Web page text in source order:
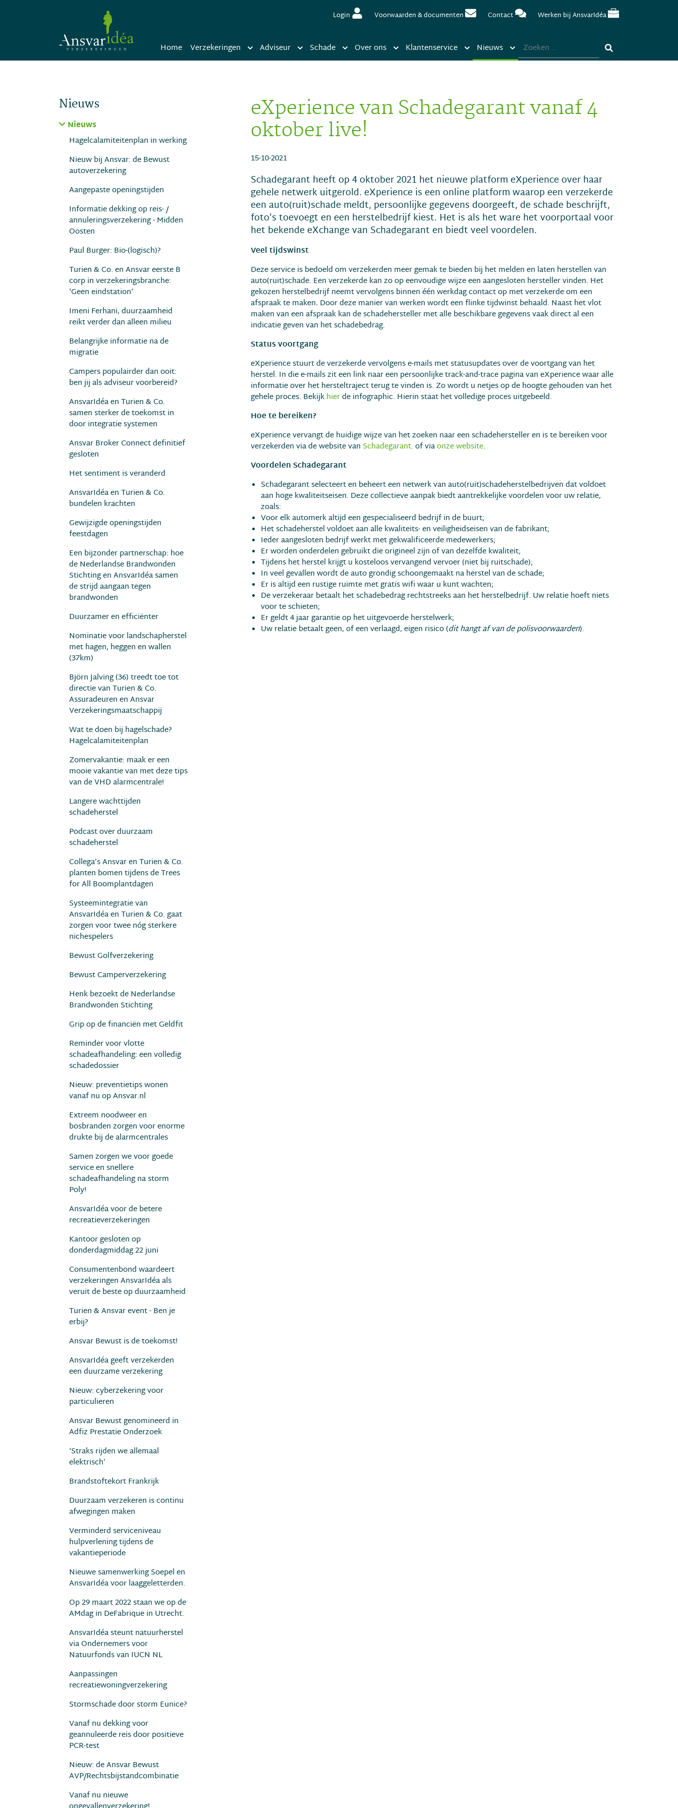
Home Verzekeringen Adviseur Schade Over ons Klantenservice Nieuws
Login Voorwaarden & documenten Contact Werken bij AnsvarIdéa
eXperience van Schadegarant vanaf 4
oktober live!
15-10-2021
Schadegarant heeft op 4 oktober 2021 het nieuwe platform eXperience over haar
gehele netwerk uitgerold. eXperience is een online platform waarop een verzekerde
een auto(ruit)schade meldt, persoonlijke gegevens doorgeeft, de schade beschrijft,
foto’s toevoegt en een herstelbedrijf kiest. Het is als het ware het voorportaal voor
het bekende eXchange van Schadegarant en biedt veel voordelen.
Veel tijdswinst
Deze service is bedoeld om verzekerden meer gemak te bieden bij het melden en laten herstellen van
auto(ruit)schade. Een verzekerde kan zo op eenvoudige wijze een aangesloten hersteller vinden. Het
gekozen herstelbedrijf neemt vervolgens binnen één werkdag contact op met verzekerde om een
afspraak te maken. Door deze manier van werken wordt een flinke tijdwinst behaald. Naast het vlot
maken van een afspraak kan de schadehersteller met alle beschikbare gegevens vaak direct al een
indicatie geven van het schadebedrag.
Status voortgang
eXperience stuurt de verzekerde vervolgens e-mails met statusupdates over de voortgang van het
herstel. In die e-mails zit een link naar een persoonlijke track-and-trace pagina van eXperience waar alle
informatie over het hersteltraject terug te vinden is. Zo wordt u netjes op de hoogte gehouden van het
gehele proces. Bekijk hierde infographic. Hierin staat het volledige proces uitgebeeld.
Hoe te bereiken?
eXperience vervangt de huidige wijze van het zoeken naar een schadehersteller en is te bereiken voor
verzekerden via de website van Schadegarant. of viaonze website.
Voordelen Schadegarant
Schadegarant selecteert en beheert een netwerk van auto(ruit)schadeherstelbedrijven dat voldoet
aan hoge kwaliteitseisen. Deze collectieve aanpak biedt aantrekkelijke voordelen voor uw relatie,
zoals:
Voor elk automerk altijd een gespecialiseerd bedrijf in de buurt;
Het schadeherstel voldoet aan alle kwaliteits- en veiligheidseisen van de fabrikant;
Ieder aangesloten bedrijf werkt met gekwalificeerde medewerkers;
Er worden onderdelen gebruikt die origineel zijn of van dezelfde kwaliteit;
Tijdens het herstel krijgt u kosteloos vervangend vervoer (niet bij ruitschade);
In veel gevallen wordt de auto grondig schoongemaakt na herstel van de schade;
Er is altijd een rustige ruimte met gratis wifi waar u kunt wachten;
De verzekeraar betaalt het schadebedrag rechtstreeks aan het herstelbedrijf. Uw relatie hoeft niets
voor te schieten;
Er geldt 4 jaar garantie op het uitgevoerde herstelwerk;
Uw relatie betaalt geen, of een verlaagd, eigen risico (dit hangt af van de polisvoorwaarden).
Nieuws
Nieuws
Hagelcalamiteitenplan in werking
Nieuw bij Ansvar: de Bewust
autoverzekering
Aangepaste openingstijden
Informatie dekking op reis- /
annuleringsverzekering - Midden
Oosten
Paul Burger: Bio-(logisch)?
Turien & Co. en Ansvar eerste B
corp in verzekeringsbranche:
'Geen eindstation'
Imeni Ferhani, duurzaamheid
reikt verder dan alleen milieu
Belangrijke informatie na de
migratie
Campers populairder dan ooit:
ben jij als adviseur voorbereid?
AnsvarIdéa en Turien & Co.
samen sterker de toekomst in
door integratie systemen
Ansvar Broker Connect definitief
gesloten
Het sentiment is veranderd
AnsvarIdéa en Turien & Co.
bundelen krachten
Gewijzigde openingstijden
feestdagen
Een bijzonder partnerschap: hoe
de Nederlandse Brandwonden
Stichting en AnsvarIdéa samen
de strijd aangaan tegen
brandwonden
Duurzamer en efﬁciënter
Nominatie voor landschapherstel
met hagen, heggen en wallen
(37km)
Björn Jalving (36) treedt toe tot
directie van Turien & Co.
Assuradeuren en Ansvar
Verzekeringsmaatschappij
Wat te doen bij hagelschade?
Hagelcalamiteitenplan
Zomervakantie: maak er een
mooie vakantie van met deze tips
van de VHD alarmcentrale!
Langere wachttijden
schadeherstel
Podcast over duurzaam
schadeherstel
Collega’s Ansvar en Turien & Co.
planten bomen tijdens de Trees
for All Boomplantdagen
Systeemintegratie van
AnsvarIdéa en Turien & Co. gaat
zorgen voor twee nóg sterkere
nichespelers
Bewust Golfverzekering
Bewust Camperverzekering
Henk bezoekt de Nederlandse
Brandwonden Stichting
Grip op de financiën met Geldfit
Reminder voor vlotte
schadeafhandeling: een volledig
schadedossier
Nieuw: preventietips wonen
vanaf nu op Ansvar.nl
Extreem noodweer en
bosbranden zorgen voor enorme
drukte bij de alarmcentrales
Samen zorgen we voor goede
service en snellere
schadeafhandeling na storm
Poly!
AnsvarIdéa voor de betere
recreatieverzekeringen
Kantoor gesloten op
donderdagmiddag 22 juni
Consumentenbond waardeert
verzekeringen AnsvarIdéa als
veruit de beste op duurzaamheid
Turien & Ansvar event - Ben je
erbij?
Ansvar Bewust is de toekomst!
AnsvarIdéa geeft verzekerden
een duurzame verzekering
Nieuw: cyberzekering voor
particulieren
Ansvar Bewust genomineerd in
Adfiz Prestatie Onderzoek
‘Straks rijden we allemaal
elektrisch’
Brandstoftekort Frankrijk
Duurzaam verzekeren is continu
afwegingen maken
Verminderd serviceniveau
hulpverlening tijdens de
vakantieperiode
Nieuwe samenwerking Soepel en
AnsvarIdéa voor laaggeletterden.
Op 29 maart 2022 staan we op de
AMdag in DeFabrique in Utrecht.
AnsvarIdéa steunt natuurherstel
via Ondernemers voor
Natuurfonds van IUCN NL
Aanpassingen
recreatiewoningverzekering
Stormschade door storm Eunice?
Vanaf nu dekking voor
geannuleerde reis door positieve
PCR-test
Nieuw: de Ansvar Bewust
AVP/Rechtsbijstandcombinatie
Vanaf nu nieuwe